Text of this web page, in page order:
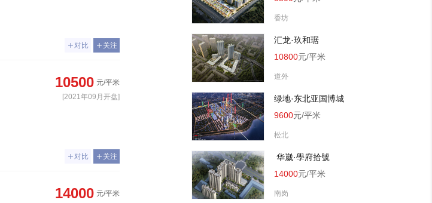
对比 关注
10500 元/平米
[2021年09月开盘]
对比 关注
14000 元/平米
香坊
汇龙·玖和琚
10800元/平米
道外
绿地·东北亚国博城
9600元/平米
松北
华崴·學府拾號
14000元/平米
南岗